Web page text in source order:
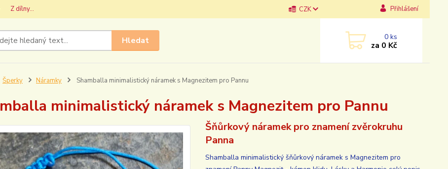
Z dílny... CZK Přihlášení
Hledat 0ks
za 0 Kč
Šperky Náramky Shamballa minimalistický náramek s Magnezitem pro Pannu
minimalistický náramek s Magnezitem pro Pannu
Šňůrkový náramek pro znamení zvěrokruhu
Panna
Shamballa minimalistický šňůrkový náramek s Magnezitem pro